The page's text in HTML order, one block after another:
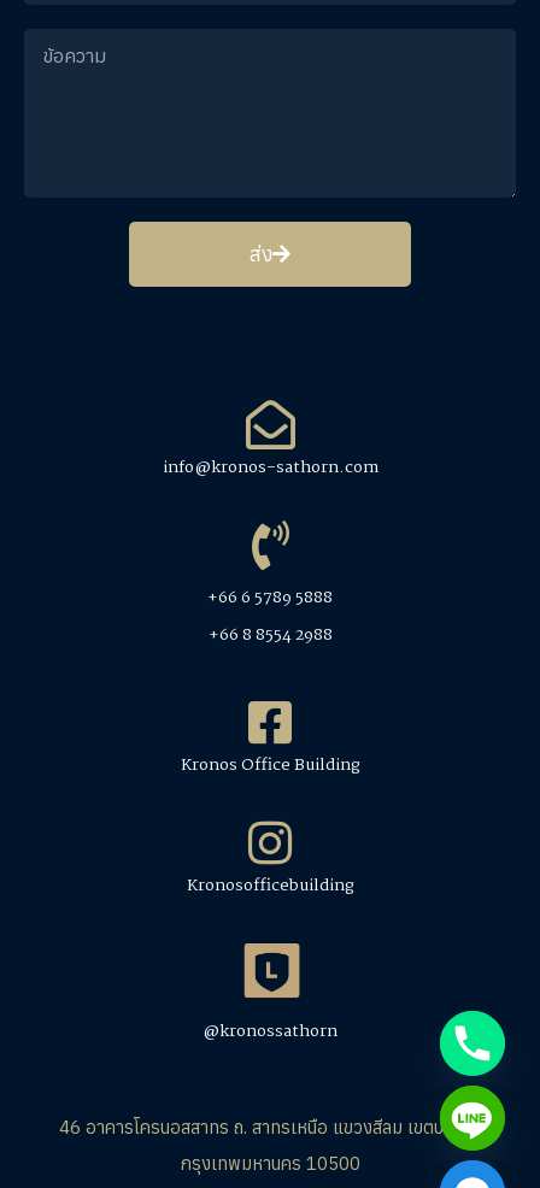
ส่ง
info@kronos-sathorn.com
+66 6 5789 5888
+66 8 8554 2988
Kronos Office Building
Kronosofficebuilding
@kronossathorn
46 อาคารโครนอสสาทร ถ. สาทรเหนือ แขวงสีลม เขตบางรัก
กรุงเทพมหานคร 10500